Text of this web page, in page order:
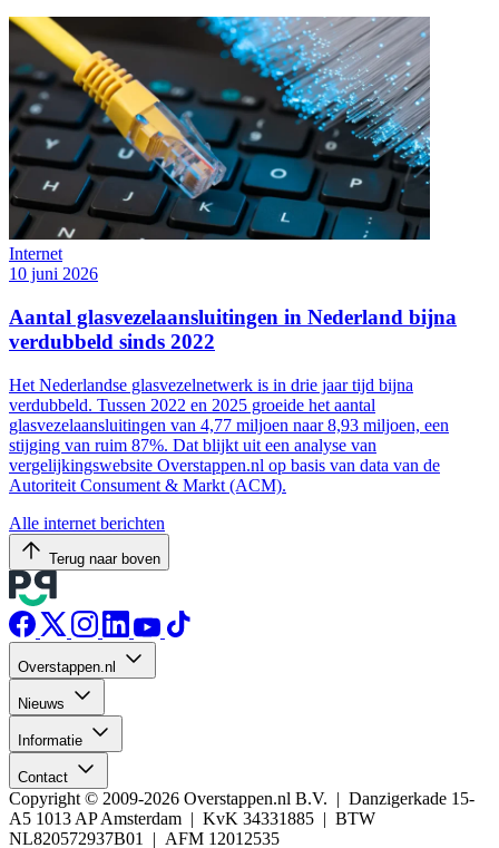
Internet
10 juni 2026
Aantal glasvezelaansluitingen in Nederland bijna
verdubbeld sinds 2022
Het Nederlandse glasvezelnetwerk is in drie jaar tijd bijna
verdubbeld. Tussen 2022 en 2025 groeide het aantal
glasvezelaansluitingen van 4,77 miljoen naar 8,93 miljoen, een
stijging van ruim 87%. Dat blijkt uit een analyse van
vergelijkingswebsite Overstappen.nl op basis van data van de
Autoriteit Consument & Markt (ACM).
Alle internet berichten
Terug naar boven
Overstappen.nl
Nieuws
Informatie
Contact
Copyright © 2009-2026 Overstappen.nl B.V. | Danzigerkade 15-
A5 1013 AP Amsterdam | KvK 34331885 | BTW
NL820572937B01 | AFM 12012535